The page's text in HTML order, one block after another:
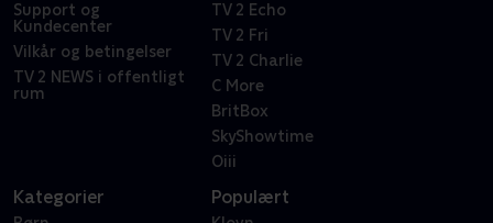
Support og
Kundecenter
Vilkår og betingelser
TV 2 NEWS i offentligt
rum
TV 2 Echo
TV 2 Fri
TV 2 Charlie
C More
BritBox
SkyShowtime
Oiii
Kategorier Populært